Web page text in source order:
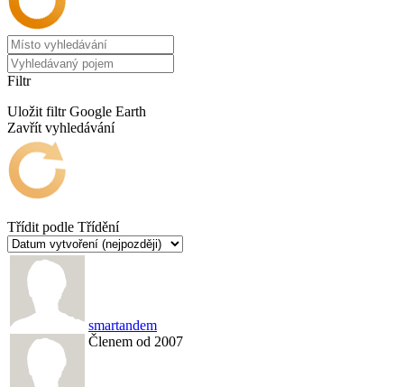
Filtr
Uložit filtr Google Earth
Zavřít vyhledávání
Třídit podle Třídění
smartandem
Členem od 2007